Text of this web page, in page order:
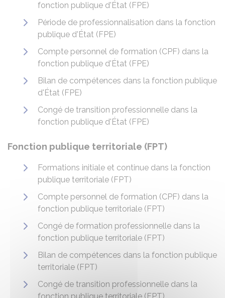
fonction publique d'État (FPE)
Période de professionnalisation dans la fonction
publique d'État (FPE)
Compte personnel de formation (CPF) dans la
fonction publique d'État (FPE)
Bilan de compétences dans la fonction publique
d'État (FPE)
Congé de transition professionnelle dans la
fonction publique d'État (FPE)
Fonction publique territoriale (FPT)
Formations initiale et continue dans la fonction
publique territoriale (FPT)
Compte personnel de formation (CPF) dans la
fonction publique territoriale (FPT)
Congé de formation professionnelle dans la
fonction publique territoriale (FPT)
Bilan de compétences dans la fonction publique
territoriale (FPT)
Congé de transition professionnelle dans la